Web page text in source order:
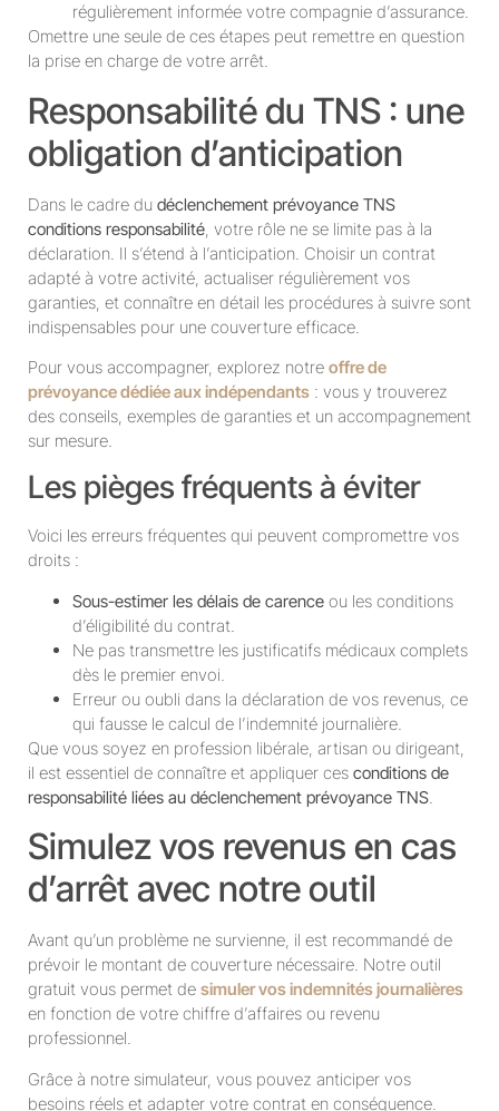
régulièrement informée votre compagnie d’assurance.
Omettre une seule de ces étapes peut remettre en question
la prise en charge de votre arrêt.
Responsabilité du TNS : une
obligation d’anticipation
Dans le cadre du déclenchement prévoyance TNS
conditions responsabilité , votre rôle ne se limite pas à la
déclaration. Il s’étend à l’anticipation. Choisir un contrat
adapté à votre activité, actualiser régulièrement vos
garanties, et connaître en détail les procédures à suivre sont
indispensables pour une couverture efficace.
Pour vous accompagner, explorez notre offre de
prévoyance dédiée aux indépendants : vous y trouverez
des conseils, exemples de garanties et un accompagnement
sur mesure.
Les pièges fréquents à éviter
Voici les erreurs fréquentes qui peuvent compromettre vos
droits :
Sous-estimer les délais de carence ou les conditions
d’éligibilité du contrat.
Ne pas transmettre les justificatifs médicaux complets
dès le premier envoi.
Erreur ou oubli dans la déclaration de vos revenus, ce
qui fausse le calcul de l’indemnité journalière.
Que vous soyez en profession libérale, artisan ou dirigeant,
il est essentiel de connaître et appliquer ces conditions de
responsabilité liées au déclenchement prévoyance TNS
Simulez vos revenus en cas
d’arrêt avec notre outil
Avant qu’un problème ne survienne, il est recommandé de
prévoir le montant de couverture nécessaire. Notre outil
gratuit vous permet de simuler vos indemnités journalières
en fonction de votre chiffre d’affaires ou revenu
professionnel.
Grâce à notre simulateur, vous pouvez anticiper vos
besoins réels et adapter votre contrat en conséquence.